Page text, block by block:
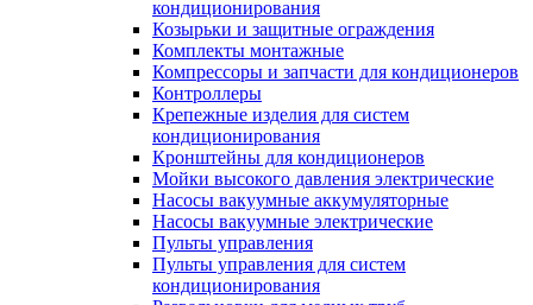
кондиционирования
Козырьки и защитные ограждения
Комплекты монтажные
Компрессоры и запчасти для кондиционеров
Контроллеры
Крепежные изделия для систем
кондиционирования
Кронштейны для кондиционеров
Мойки высокого давления электрические
Насосы вакуумные аккумуляторные
Насосы вакуумные электрические
Пульты управления
Пульты управления для систем
кондиционирования